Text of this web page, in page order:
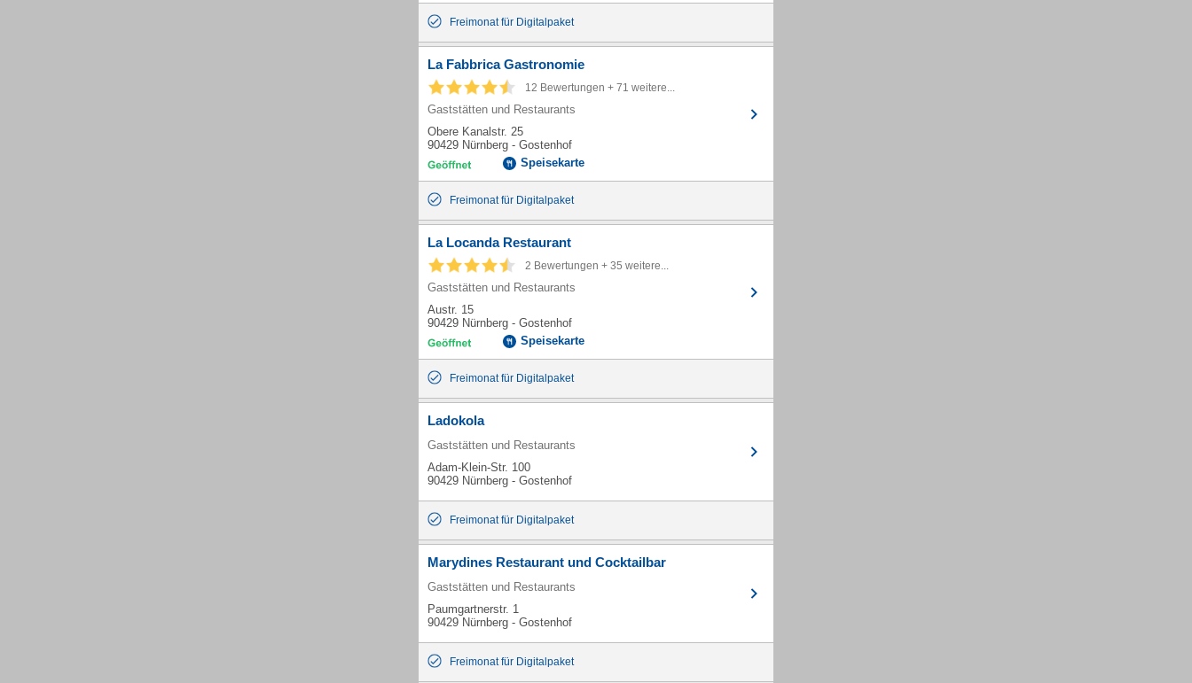
Freimonat für Digitalpaket
La Fabbrica Gastronomie
12 Bewertungen + 71 weitere...
Gaststätten und Restaurants
Obere Kanalstr. 25
90429 Nürnberg - Gostenhof
Speisekarte
Freimonat für Digitalpaket
La Locanda Restaurant
2 Bewertungen + 35 weitere...
Gaststätten und Restaurants
Austr. 15
90429 Nürnberg - Gostenhof
Speisekarte
Freimonat für Digitalpaket
Ladokola
Gaststätten und Restaurants
Adam-Klein-Str. 100
90429 Nürnberg - Gostenhof
Freimonat für Digitalpaket
Marydines Restaurant und Cocktailbar
Gaststätten und Restaurants
Paumgartnerstr. 1
90429 Nürnberg - Gostenhof
Freimonat für Digitalpaket